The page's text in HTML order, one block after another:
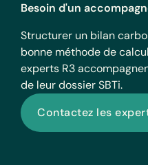
Besoin d'un
Structurer un bilan
bonne méthode de
experts R3
de leur dossier SBTi.
Contactez les